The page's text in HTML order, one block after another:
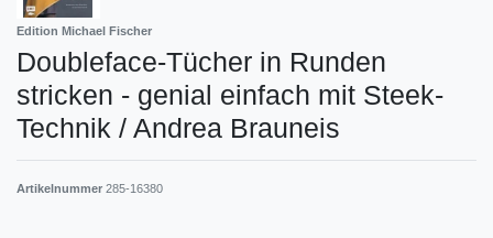
Edition Michael Fischer
Doubleface-Tücher in Runden
stricken - genial einfach mit Steek-
Technik / Andrea Brauneis
Artikelnummer 285-16380